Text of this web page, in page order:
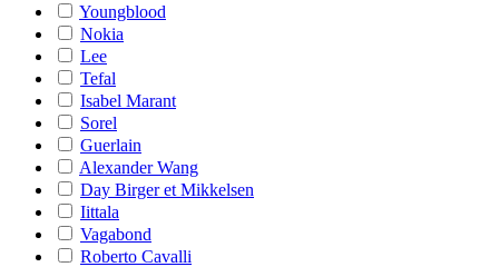
Youngblood
Nokia
Lee
Tefal
Isabel Marant
Sorel
Guerlain
Alexander Wang
Day Birger et Mikkelsen
Iittala
Vagabond
Roberto Cavalli